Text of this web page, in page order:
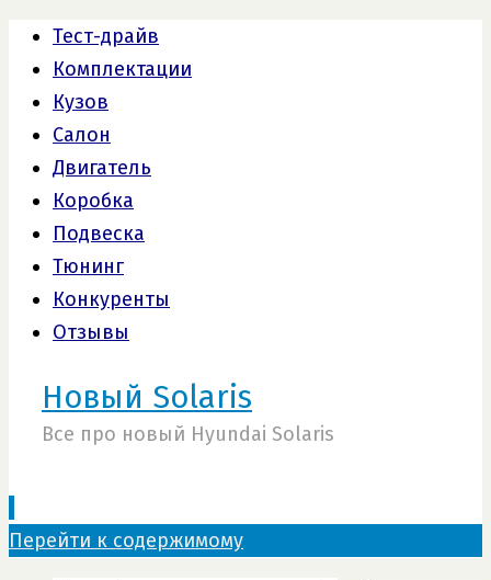
Тест-драйв
Комплектации
Кузов
Салон
Двигатель
Коробка
Подвеска
Тюнинг
Конкуренты
Отзывы
Новый Solaris
Все про новый Hyundai Solaris
Перейти к содержимому